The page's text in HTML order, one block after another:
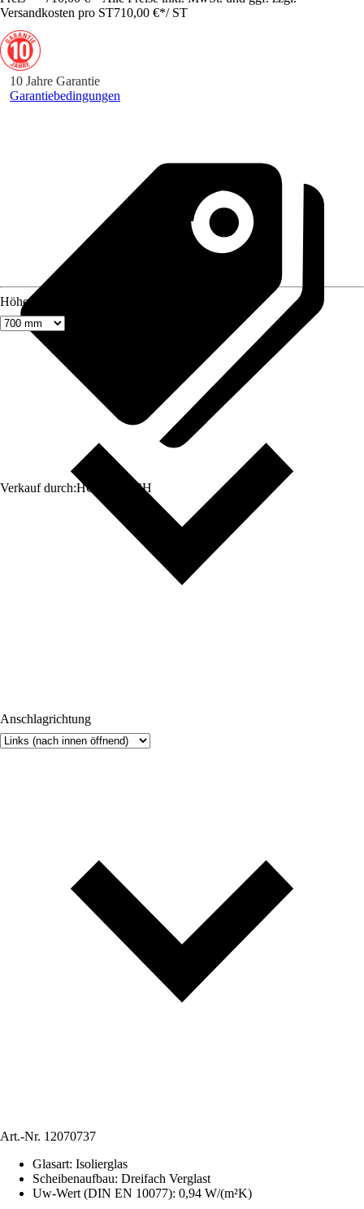
Versandkosten pro ST710,00 €*/ ST
10 Jahre Garantie
Garantiebedingungen
Verkauf durch:HORNBACH
Höhe
Anschlagrichtung
Art.-Nr. 12070737
Glasart: Isolierglas
Scheibenaufbau: Dreifach Verglast
Uw-Wert (DIN EN 10077): 0,94 W/(m²K)